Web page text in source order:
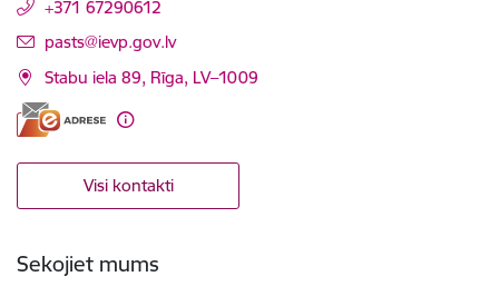
+371 67290612
E-pasts:
pasts@ievp.gov.lv
Stabu iela 89, Rīga, LV–1009
Visi kontakti
Sekojiet mums